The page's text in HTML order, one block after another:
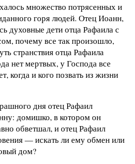
множество потрясенных и
горя людей. Отец Иоанн,
духовные дети отца Рафаила с
почему все так произошло,
странствия отца Рафаила
нет мертвых, у Господа все
когда и кого позвать из жизни
дня отец Рафаил
домишко, в котором он
обветшал, и отец Рафаил
— искать ли ему обмен или
дом?